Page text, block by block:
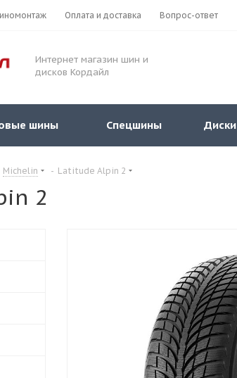
Оплата и доставка Вопрос-ответ
Интернет магазин шин и
дисков Кордайл
шины Спецшины Диски
Michelin - Latitude Alpin 2
2